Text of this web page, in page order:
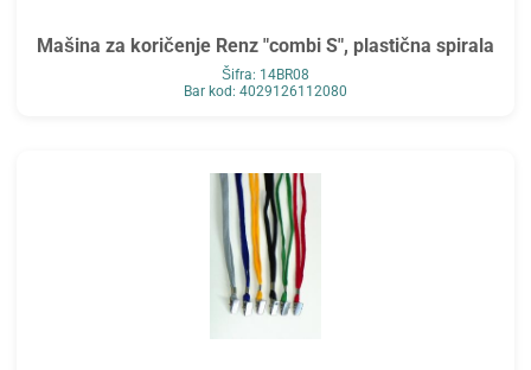
Mašina za koričenje Renz "combi S", plastična spirala
Šifra: 14BR08
Bar kod: 4029126112080